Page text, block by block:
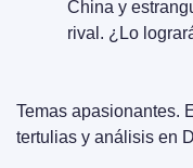
China y
rival. ¿Lo
Temas apasionantes.
tertulias y análisis en